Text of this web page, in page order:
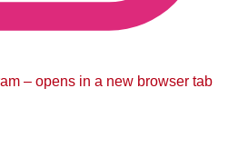
– opens in a new browser tab